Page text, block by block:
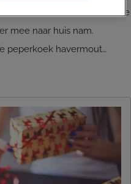
ik de Paleo Coconut. Deze
mee naar huis nam.
peperkoek havermout…